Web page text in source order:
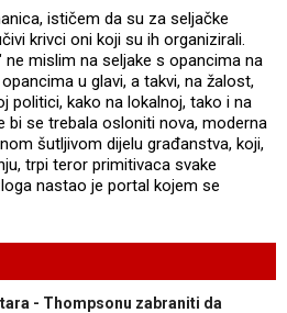
ističem da su za seljačke
krivci oni koji su ih organizirali.
ne mislim na seljake s opancima na
u glavi, a takvi, na žalost,
politici, kako na lokalnoj, tako i na
bi se trebala osloniti nova, moderna
šutljivom dijelu građanstva, koji,
trpi teror primitivaca svake
nastao je portal kojem se
- Thompsonu zabraniti da